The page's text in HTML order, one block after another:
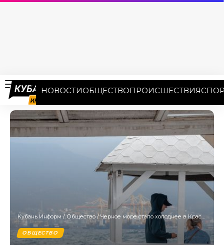
НОВОСТИОБЩЕСТВОПРОИСШЕСТВИЯ
Кубань Информ /Общество /Черное море стало холоднее в Краснодарском крае из-за дождей
ОБЩЕСТВО